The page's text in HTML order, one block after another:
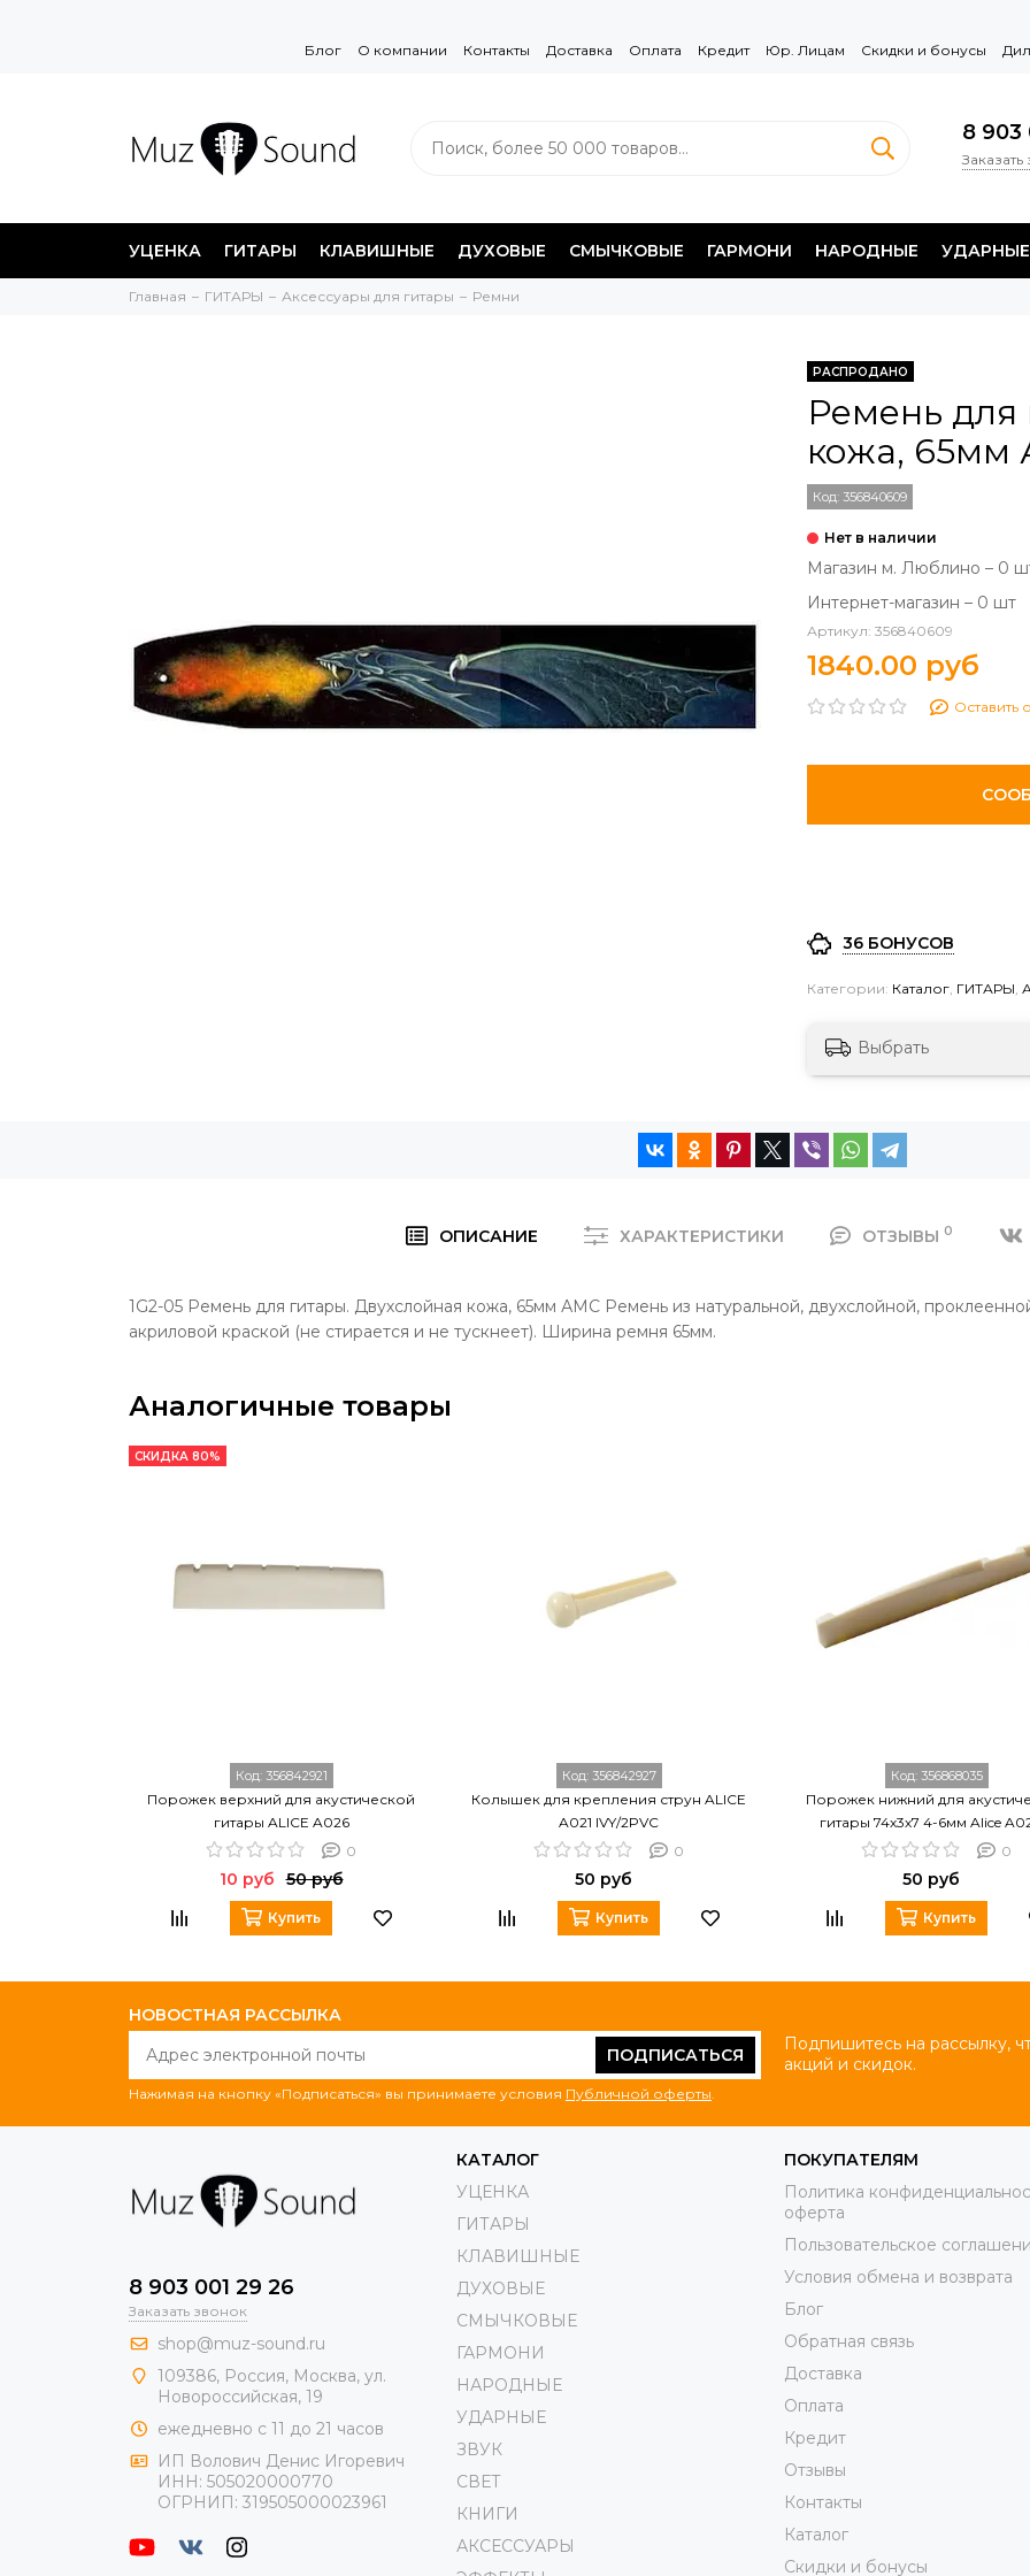
Блог О компании Контакты Доставка Оплата Кредит Юр. Лицам Скидки и бонусы
8 903
УЦЕНКА ГИТАРЫ КЛАВИШНЫЕ ДУХОВЫЕ СМЫЧКОВЫЕ ГАРМОНИ НАРОДНЫЕ УДАРНЫЕ
Главная ГИТАРЫ Аксессуары для гитары Ремни
РАСПРОДАНО
Ремень для
кожа, 65мм
Код: 356840609
Магазин м. Люблино – 0
Интернет-магазин – 0 шт
Артикул: 356840609
1840.00 руб
Оставить
36 БОНУСОВ
Категории: Каталог, ГИТАРЫ,
Выбрать
ОПИСАНИЕ ХАРАКТЕРИСТИКИ ОТЗЫВЫ 0
1G2-05 Ремень для гитары. Двухслойная кожа, 65мм АМС Ремень из натуральной, двухслойной,
акриловой краской (не стирается и не тускнеет). Ширина ремня 65мм.
Аналогичные товары
СКИДКА 80%
Код: 356842921
Порожек верхний для акустической
гитары ALICE A026
0
10 руб 50 руб
Купить
Код: 356842927
Колышек для крепления струн ALICE
A021 IVY/2PVC
0
50 руб
Купить
Код: 356868035
Порожек нижний для
гитары 74х3х7 4-6мм Alice
0
50 руб
Купить
НОВОСТНАЯ РАССЫЛКА
ПОДПИСАТЬСЯ
Нажимая на кнопку «Подписаться» вы принимаете условия Публичной оферты
Подпишитесь на рассылку,
акций и скидок.
8 903 001 29 26
Заказать звонок
shop@muz-sound.ru
109386, Россия, Москва, ул.
Новороссийская, 19
ежедневно с 11 до 21 часов
ИП Волович Денис Игоревич
ИНН: 505020000770
ОГРНИП: 319505000023961
КАТАЛОГ
УЦЕНКА
ГИТАРЫ
КЛАВИШНЫЕ
ДУХОВЫЕ
СМЫЧКОВЫЕ
ГАРМОНИ
НАРОДНЫЕ
УДАРНЫЕ
ЗВУК
СВЕТ
КНИГИ
АКСЕССУАРЫ
ПОКУПАТЕЛЯМ
Политика
оферта
Пользовательское
Условия обмена и возврата
Блог
Обратная связь
Доставка
Оплата
Кредит
Отзывы
Контакты
Каталог
Скидки и бонусы